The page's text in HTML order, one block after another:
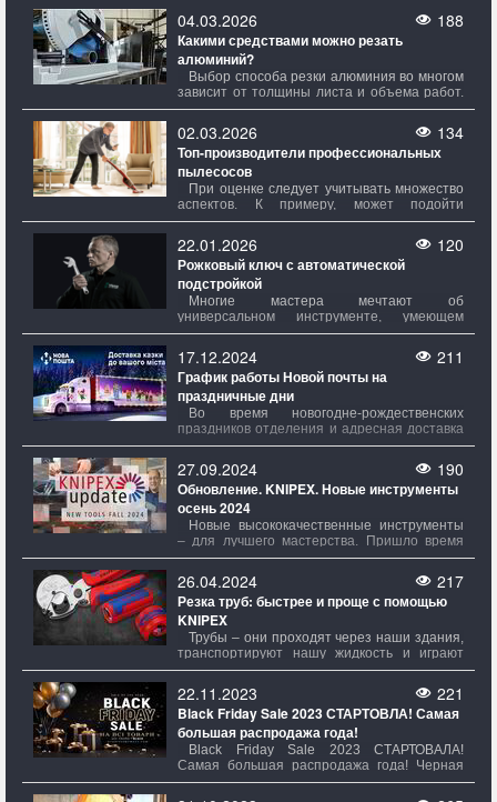
Хотя процесс работы с гипсокартоном
может показаться простым, для его
качественного исполнения требуется
значительный арсенал инструментов и
вспомогательных приспособлений.
04.03.2026 188
Какими средствами можно резать
алюминий?
Выбор способа резки алюминия во многом
зависит от толщины листа и объема работ.
Если предстоит немного операций и листы
не очень толстые, достаточно использовать
ручные инструменты. Однако при большом
количестве разрезов или регулярном
проведении таких работ лучше обзавестись
более профессиональным оборудованием.
Также важно учитывать, требуется ли делать
контурам.
02.03.2026 134
Топ-производители профессиональных
пылесосов
При оценке следует учитывать множество
аспектов. К примеру, может подойти
определенный имидж или оттенок корпуса,
удобство размещения элементов
управления? Конечно! Но это главное.
Гораздо критически обратит внимание на
мощность – именно она определяет,
насколько хорошо прибор будет бороться с
пылью и всяким мелким стыдом, всегда
22.01.2026 120
Рожковый ключ с автоматической
подстройкой
Многие мастера мечтают об
универсальном инструменте, умеющем
работать с разными метрическими и
дюймовыми размерами. Они хотят, чтобы
один ключ мог заменить целый набор
рожковых ключей, автоматически
подстраиваясь под гайки и винты разных
диаметров.
17.12.2024 211
График работы Новой почты на
праздничные дни
Во время новогодне-рождественских
праздников отделения и адресная доставка
Новой почты будут работать по следующему
27.09.2024 190
Обновление. KNIPEX. Новые инструменты
осень 2024
Новые высококачественные инструменты
– для лучшего мастерства. Пришло время
снова обновить свой дневник! Третий в этом
году KNIPEXupdate снова приносит свежие
новинки от KNIPEX
26.04.2024 217
Резка труб: быстрее и проще с помощью
KNIPEX
Трубы – они проходят через наши здания,
транспортируют нашу жидкость и играют
решающую роль в многочисленных отраслях
промышленности. От водопроводных и
газовых труб до систем отопления и
кондиционирования трубы являются
незаменимыми строительными элементами
нашего современного мира.
22.11.2023 221
Black Friday Sale 2023 СТАРТОВЛА! Самая
большая распродажа года!
Black Friday Sale 2023 СТАРТОВAЛА!
Самая большая распродажа года! Черная
пятница — самая большая распродажа
года, которая пройдет с 23.11.23 по 30.11.23